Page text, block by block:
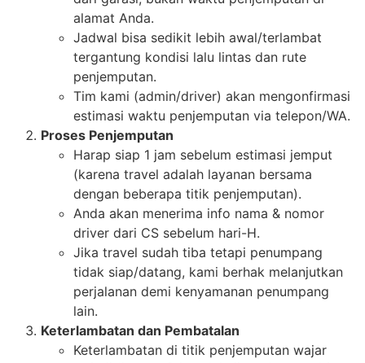
alamat Anda.
Jadwal bisa sedikit lebih awal/terlambat
tergantung kondisi lalu lintas dan rute
penjemputan.
Tim kami (admin/driver) akan mengonfirmasi
estimasi waktu penjemputan via telepon/WA.
Proses Penjemputan
Harap siap 1 jam sebelum estimasi jemput
(karena travel adalah layanan bersama
dengan beberapa titik penjemputan).
Anda akan menerima info nama & nomor
driver dari CS sebelum hari-H.
Jika travel sudah tiba tetapi penumpang
tidak siap/datang, kami berhak melanjutkan
perjalanan demi kenyamanan penumpang
lain.
Keterlambatan dan Pembatalan
Keterlambatan di titik penjemputan wajar